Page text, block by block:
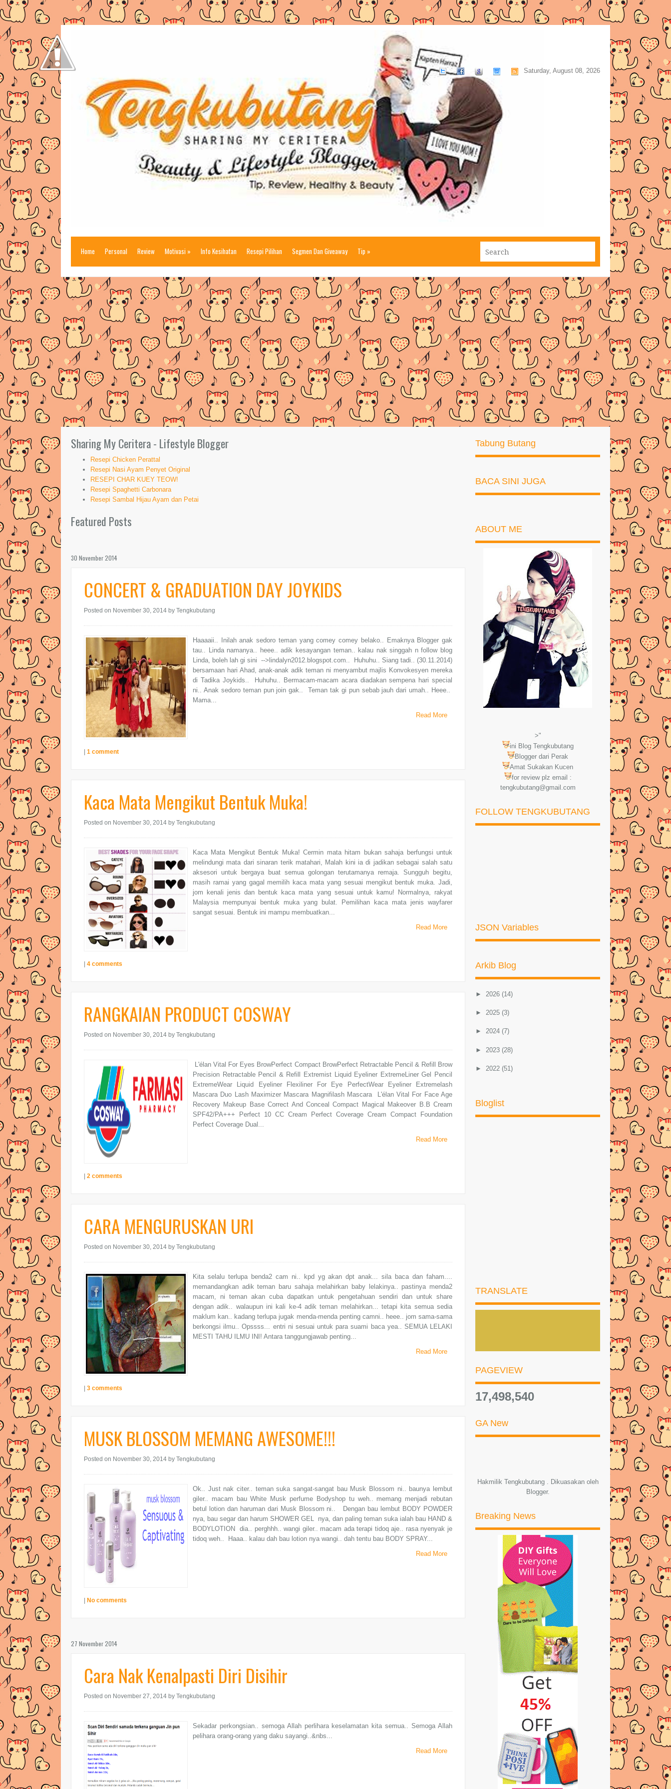
Saturday, August 08, 2026
Home Personal Review Motivasi » Info Kesihatan Resepi Pilihan Segmen Dan Giveaway Tip »
Sharing My Ceritera - Lifestyle Blogger
Resepi Chicken Perattal
Resepi Nasi Ayam Penyet Original
RESEPI CHAR KUEY TEOW!
Resepi Spaghetti Carbonara
Resepi Sambal Hijau Ayam dan Petai
Featured Posts
30 November 2014
CONCERT & GRADUATION DAY JOYKIDS
Posted on November 30, 2014 by Tengkubutang
Haaaaii.. Inilah anak sedoro teman yang comey comey belako.. Emaknya Blogger gak
tau.. Linda namanya.. heee.. adik kesayangan teman.. kalau nak singgah n follow blog
Linda, boleh lah gi sini -->lindalyn2012.blogspot.com.. Huhuhu.. Siang tadi.. (30.11.2014)
bersamaan hari Ahad, anak-anak adik teman ni menyambut majlis Konvokesyen mereka
di Tadika Joykids.. Huhuhu.. Bermacam-macam acara diadakan sempena hari special
ni.. Anak sedoro teman pun join gak.. Teman tak gi pun sebab jauh dari umah.. Heee..
Mama...
Read More
1 comment
Kaca Mata Mengikut Bentuk Muka!
Posted on November 30, 2014 by Tengkubutang
Kaca Mata Mengikut Bentuk Muka! Cermin mata hitam bukan sahaja berfungsi untuk
melindungi mata dari sinaran terik matahari, Malah kini ia di jadikan sebagai salah satu
aksesori untuk bergaya buat semua golongan terutamanya remaja. Sungguh begitu,
masih ramai yang gagal memilih kaca mata yang sesuai mengikut bentuk muka. Jadi,
jom kenali jenis dan bentuk kaca mata yang sesuai untuk kamu! Normalnya, rakyat
Malaysia mempunyai bentuk muka yang bulat. Pemilihan kaca mata jenis wayfarer
sangat sesuai. Bentuk ini mampu membuatkan...
Read More
4 comments
RANGKAIAN PRODUCT COSWAY
Posted on November 30, 2014 by Tengkubutang
L'élan Vital For Eyes BrowPerfect Compact BrowPerfect Retractable Pencil & Refill Brow
Precision Retractable Pencil & Refill Extremist Liquid Eyeliner ExtremeLiner Gel Pencil
ExtremeWear Liquid Eyeliner Flexiliner For Eye PerfectWear Eyeliner Extremelash
Mascara Duo Lash Maximizer Mascara Magnifilash Mascara L'élan Vital For Face Age
Recovery Makeup Base Correct And Conceal Compact Magical Makeover B.B Cream
SPF42/PA+++ Perfect 10 CC Cream Perfect Coverage Cream Compact Foundation
Perfect Coverage Dual...
Read More
2 comments
CARA MENGURUSKAN URI
Posted on November 30, 2014 by Tengkubutang
Kita selalu terlupa benda2 cam ni.. kpd yg akan dpt anak... sila baca dan faham....
memandangkan adik teman baru sahaja melahirkan baby lelakinya.. pastinya menda2
macam, ni teman akan cuba dapatkan untuk pengetahuan sendiri dan untuk share
dengan adik.. walaupun ini kali ke-4 adik teman melahirkan... tetapi kita semua sedia
maklum kan.. kadang terlupa jugak menda-menda penting camni.. heee.. jom sama-sama
berkongsi ilmu.. Opssss... entri ni sesuai untuk para suami baca yea.. SEMUA LELAKI
MESTI TAHU ILMU INI! Antara tanggungjawab penting...
Read More
3 comments
MUSK BLOSSOM MEMANG AWESOME!!!
Posted on November 30, 2014 by Tengkubutang
Ok.. Just nak citer.. teman suka sangat-sangat bau Musk Blossom ni.. baunya lembut
giler.. macam bau White Musk perfume Bodyshop tu weh.. memang menjadi rebutan
betul lotion dan haruman dari Musk Blossom ni.. Dengan bau lembut BODY POWDER
nya, bau segar dan harum SHOWER GEL nya, dan paling teman suka ialah bau HAND &
BODYLOTION dia.. perghhh.. wangi giler.. macam ada terapi tidoq aje.. rasa nyenyak je
tidoq weh.. Haaa.. kalau dah bau lotion nya wangi.. dah tentu bau BODY SPRAY...
Read More
No comments
27 November 2014
Cara Nak Kenalpasti Diri Disihir
Posted on November 27, 2014 by Tengkubutang
Sekadar perkongsian.. semoga Allah perlihara keselamatan kita semua.. Semoga Allah
pelihara orang-orang yang daku sayangi..&nbs...
Read More
Tabung Butang
BACA SINI JUGA
ABOUT ME
>"
ini Blog Tengkubutang
Blogger dari Perak
Amat Sukakan Kucen
for review plz email :
tengkubutang@gmail.com
FOLLOW TENGKUBUTANG
JSON Variables
Arkib Blog
► 2026 (14)
► 2025 (3)
► 2024 (7)
► 2023 (28)
► 2022 (51)
►2020(57)
Kaca Mata Mengikut Bentuk Muka!
MUSK BLOSSOM MEMANG
Resepi Ayam Sambal Cili Garing
CUBA TEKA | TENGKUBUTANG
GIVEAWAY EMBUN BEAUTY
HOUSE BY T...
SENARAI PESERTA BIRTHDAY
GIVEAWAY EMBUN BEAUTY
HOU...
SEGMEN CUBA TEKA |
TENGKUBUTANG
KALENDAR TAKWIM
PERSEKOLAHAN TAHUN 2015
1 JUTA Pageview 1000 Entri
KALENDAR TAKWIM TARIKH
PENTING DALAM ISLAM TAHUN
2015
TIPS MUDAH BERSALIN
KALENDAR CUTI-CUTI UMUM 2015
DEMAM | MOHON MAAF DARI
TENGKUBUTANG
BIRTHDAY GIVEAWAY EMBUN
BEAUTY HOUSE BY
TENGKUBUTA...
BIRTHDAY GIVEAWAY EMBUN
BEAUTY HOUSE BY
Bloglist
TRANSLATE
PAGEVIEW
17,498,540
GA New
Hakmilik Tengkubutang . Dikuasakan oleh
Blogger.
Breaking News